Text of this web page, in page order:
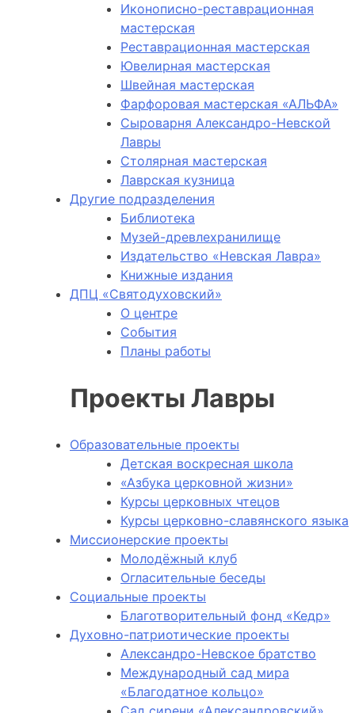
Иконописно-реставрационная
мастерская
Реставрационная мастерская
Ювелирная мастерская
Швейная мастерская
Фарфоровая мастерская «АЛЬФА»
Сыроварня Александро-Невской
Лавры
Столярная мастерская
Лаврская кузница
Другие подразделения
Библиотека
Музей-древлехранилище
Издательство «Невская Лавра»
Книжные издания
ДПЦ «Святодуховский»
О центре
События
Планы работы
Проекты Лавры
Образовательные проекты
Детская воскресная школа
«Азбука церковной жизни»
Курсы церковных чтецов
Курсы церковно-славянского языка
Миссионерские проекты
Молодёжный клуб
Огласительные беседы
Социальные проекты
Благотворительный фонд «Кедр»
Духовно-патриотические проекты
Александро-Невское братство
Международный сад мира
«Благодатное кольцо»